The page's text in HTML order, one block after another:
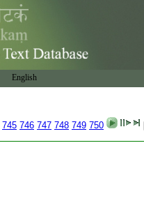
English
745 746 747 748 749 750